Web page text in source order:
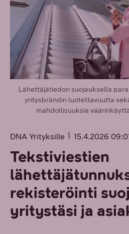
Lähettäjätiedon suojauksella
yritysbrändin luotettavuutta
mahdollisuuksia
DNA Yrityksille 15.4.2026
Tekstiviestien
rekisteröinti
yritystäsi ja